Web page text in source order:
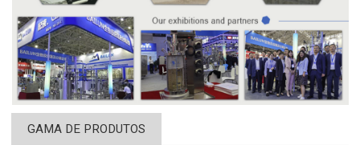
GAMA DE PRODUTOS